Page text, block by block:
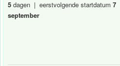
5 dagen | eerstvolgende startdatum 7
september